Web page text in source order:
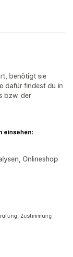
benötigt sie
dafür findest du in
bzw. der
einsehen:
Onlineshop
Zustimmung